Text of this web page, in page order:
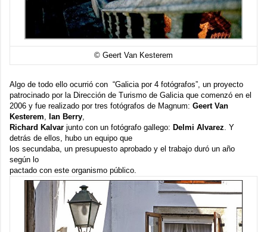
© Geert Van Kesterem
Algo de todo ello ocurrió con “Galicia por 4 fotógrafos”, un proyecto
patrocinado por la Dirección de Turismo de Galiciaque comenzó en el
2006 y fue realizado por tres fotógrafos de Magnum: Geert Van
Kesterem, Ian Berry,
Richard Kalvar junto con un fotógrafo gallego: Delmi Alvarez. Y
detrás de ellos, hubo un equipo que
los secundaba, un presupuesto aprobado y el trabajo duró un año
según lo
pactado con este organismo público.